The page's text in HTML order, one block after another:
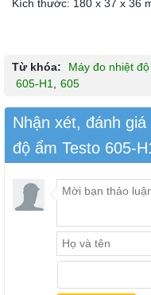
Kích thước: 180 x 37 x 36
Từ khóa: Máy đo nhiệt
605-H1, 605
Nhận xét, đánh
độ ẩm Testo 605-